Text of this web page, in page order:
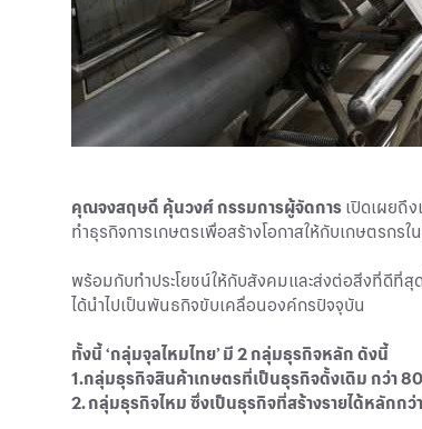
คุณจงสฤษดิ์ คุ้นวงศ์ กรรมการผู้จัดการ เปิดเผยถึ
ทำธุรกิจการเกษตรเพื่อสร้างโอกาสให้กับเกษตรก
พร้อมกับทำประโยชน์ให้กับสังคมและส่งต่อสิ่งที่ดีที่
ได้นำไปเป็นพันธกิจขับเคลื่อนองค์กรปัจจุบัน
ทั้งนี้ ‘กลุ่มจุลไหมไทย’ มี 2 กลุ่มธุรกิจหลัก ดังนี้
1.กลุ่มธุรกิจสินค้าเกษตรที่เป็นธุรกิจดั้งเดิม กว่า 80
2. กลุ่มธุรกิจไหม ซึ่งเป็นธุรกิจที่สร้างรายได้หลักกว่